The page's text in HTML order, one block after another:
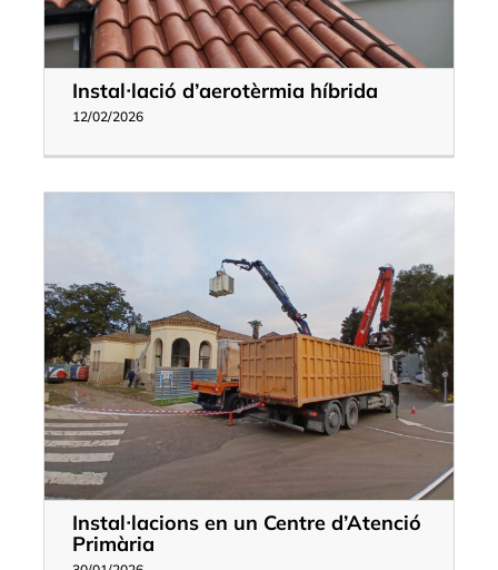
Instal·lació d’aerotèrmia híbrida
12/02/2026
Instal·lacions en un Centre d’Atenció
Primària